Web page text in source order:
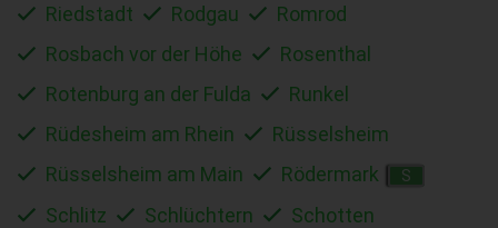
Riedstadt
Rodgau
Romrod
Rosbach vor der Höhe
Rosenthal
Rotenburg an der Fulda
Runkel
Rüdesheim am Rhein
Rüsselsheim
Rüsselsheim am Main
Rödermark S
Schlitz Schlüchtern
Schotten